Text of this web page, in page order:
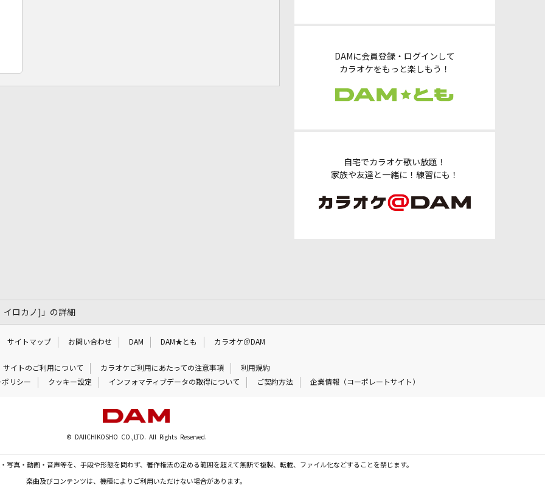
DAMに会員登録・ログインして
カラオケをもっと楽しもう！
自宅でカラオケ歌い放題！
家族や友達と一緒に！練習にも！
ロカノ]」の詳細
サイトマップ お問い合わせ DAM DAM★とも カラオケ＠DAM
サイトのご利用について カラオケご利用にあたっての注意事項
利用規約
リシー
クッキー設定 インフォマティブデータの取得について ご契約方法 企業情報（コーポレートサイト）
© DAIICHIKOSHO CO.,LTD. All Rights Reserved.
写真・動画・音声等を、手段や形態を問わず、著作権法の定める範囲を超えて無断で複製、転載、ファイル化などすることを禁じます。
楽曲及びコンテンツは、機種によりご利用いただけない場合があります。